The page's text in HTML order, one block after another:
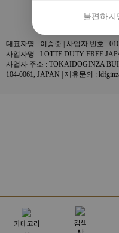
카테고리 검색
대표자명 : 이승준 | 사업자 번호 :
사업자명 : LOTTE DUTY FREE
사업자 주소 : TOKAIDOGINZA
104-0061, JAPAN | 제휴문의 :
불편하